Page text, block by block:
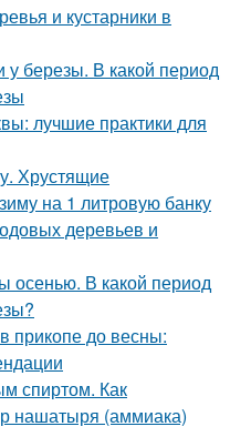
и кустарники в
у березы. В какой период
лучшие практики для
Хрустящие
на 1 литровую банку
деревьев и
осенью. В какой период
прикопе до весны:
спиртом. Как
нашатыря (аммиака)